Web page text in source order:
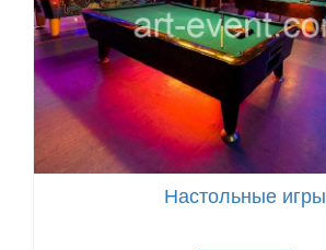
Настольные игры